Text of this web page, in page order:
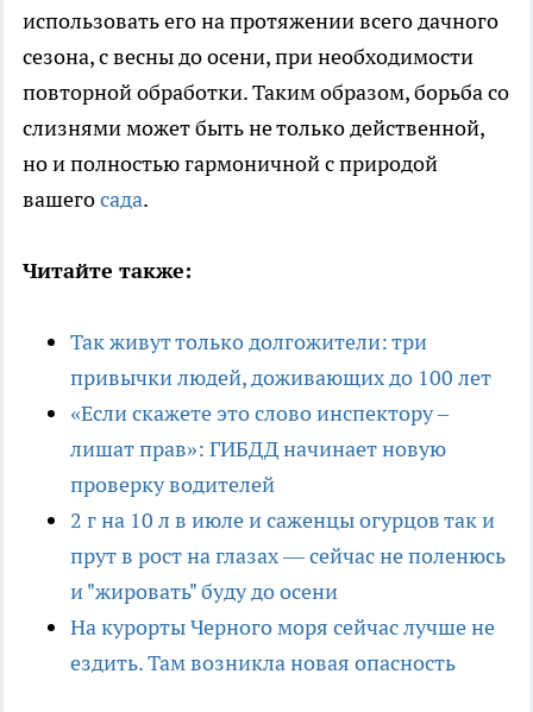
использовать его на протяжении всего дачного
сезона, с весны до осени, при необходимости
повторной обработки. Таким образом, борьба со
слизнями может быть не только действенной,
но и полностью гармоничной с природой
вашегосада.
Читайте также:
Так живут только долгожители: три
привычки людей, доживающих до 100 лет
«Если скажете это слово инспектору –
лишат прав»: ГИБДД начинает новую
проверку водителей
2 г на 10 л в июле и саженцы огурцов так и
прут в рост на глазах — сейчас не поленюсь
и "жировать" буду до осени
На курорты Черного моря сейчас лучше не
ездить. Там возникла новая опасность